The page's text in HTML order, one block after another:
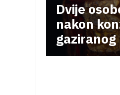
Dvije
nakon
gaziranog